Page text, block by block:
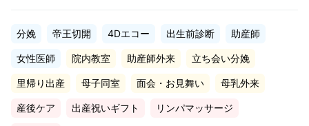
分娩 帝王切開 4Dエコー 出生前診断 助産師
女性医師 院内教室 助産師外来 立ち会い分娩
里帰り出産 母子同室 面会・お見舞い 母乳外来
産後ケア 出産祝いギフト リンパマッサージ